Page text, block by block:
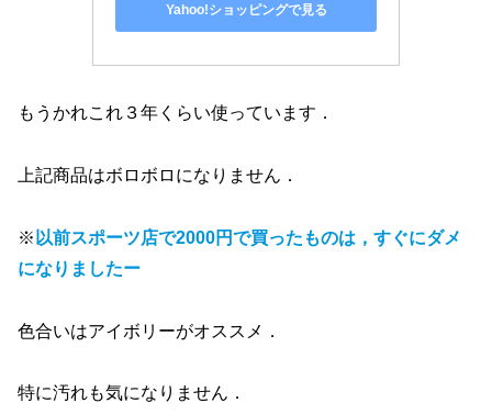
Yahoo!ショッピングで見る
もうかれこれ３年くらい使っています．
上記商品はボロボロになりません．
※ 以前スポーツ店で2000円で買ったものは，すぐにダメ
になりましたー
色合いはアイボリーがオススメ．
特に汚れも気になりません．